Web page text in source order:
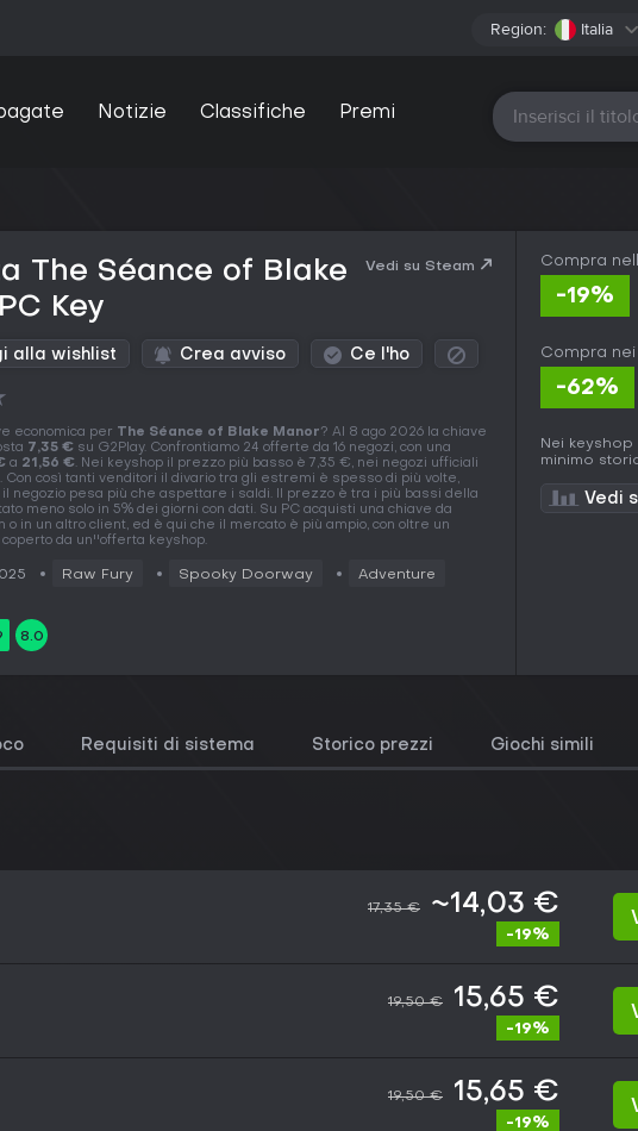
Region: Italia
Notizie Classifiche Premi Tutte le
The Séance of Blake
Key
Vedi su Steam
alla wishlist Crea avviso Ce l'ho
economica per The Séance of Blake Manor? Al 8 ago 2026 la chiave
7,35 € su G2Play. Confrontiamo 24 offerte da 16 negozi, con una
a 21,56 €. Nei keyshop il prezzo più basso è 7,35 €, nei negozi ufficiali
Con così tanti venditori il divario tra gli estremi è spesso di più volte,
negozio pesa più che aspettare i saldi. Il prezzo è tra i più bassi della
meno solo in 5% dei giorni con dati. Su PC acquisti una chiave da
o in un altro client, ed è qui che il mercato è più ampio, con oltre un
da un''offerta keyshop.
Raw Fury Spooky Doorway Adventure
8.0
Compra
-19%
Compra nei
-62%
Nei
minimo
Vedi
Requisiti di sistema Storico prezzi Giochi simili
17,35 € ~14,03 €
-19%
19,50 € 15,65 €
-19%
19,50 € 15,65 €
-19%